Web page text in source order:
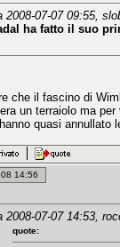
2008-07-07 09:55,
ha fatto il suo
che il fascino di
un terraiolo ma
quasi annullato
14:56
2008-07-07 14:53,
quote: